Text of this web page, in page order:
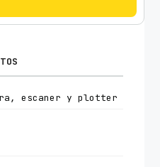
escaner y plotter